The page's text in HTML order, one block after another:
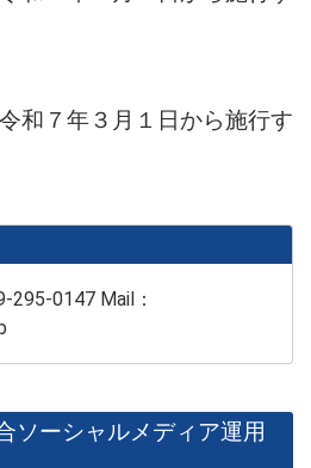
和７年３月１日から施行す
0147 Mail：
ソーシャルメディア運用